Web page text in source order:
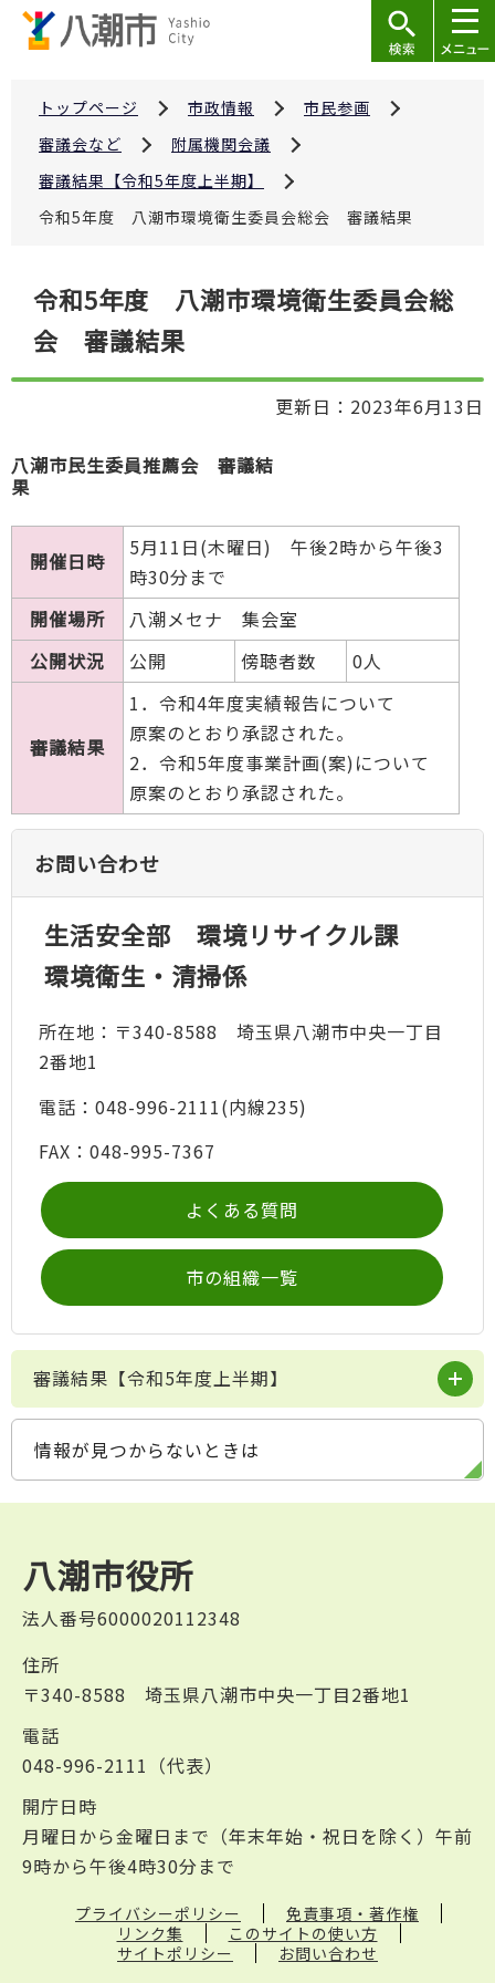
トップページ 市政情報
市民参画
審議会など
附属機関会議
審議結果【令和5年度上半期】
令和5年度 八潮市環境衛生委員会総会 審議結果
令和5年度 八潮市環境衛生委員会総
会 審議結果
更新日：2023年6月13日
八潮市民生委員推薦会 審議結
果
開催日時
5月11日(木曜日) 午後2時から午後3
時30分まで
開催場所
八潮メセナ 集会室
公開状況
公開 傍聴者数 0人
審議結果
1．令和4年度実績報告について
原案のとおり承認された。
2．令和5年度事業計画(案)について
原案のとおり承認された。
お問い合わせ
生活安全部 環境リサイクル課
環境衛生・清掃係
所在地：〒340-8588 埼玉県八潮市中央一丁目
2番地1
電話：048-996-2111(内線235)
FAX：048-995-7367
よくある質問
市の組織一覧
審議結果【令和5年度上半期】
情報が見つからないときは
八潮市役所
法人番号6000020112348
住所
〒340-8588 埼玉県八潮市中央一丁目2番地1
電話
048-996-2111（代表）
開庁日時
月曜日から金曜日まで（年末年始・祝日を除く）午前
9時から午後4時30分まで
プライバシーポリシー
免責事項・著作権
リンク集
このサイトの使い方
サイトポリシー
お問い合わせ